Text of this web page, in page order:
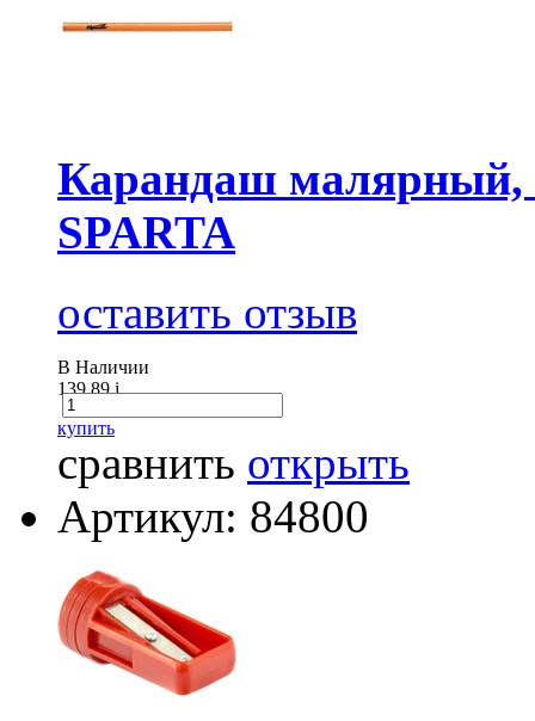
Карандаш малярный,
SPARTA
оставить отзыв
В Наличии
139.89i
купить
сравнить открыть
Артикул: 84800